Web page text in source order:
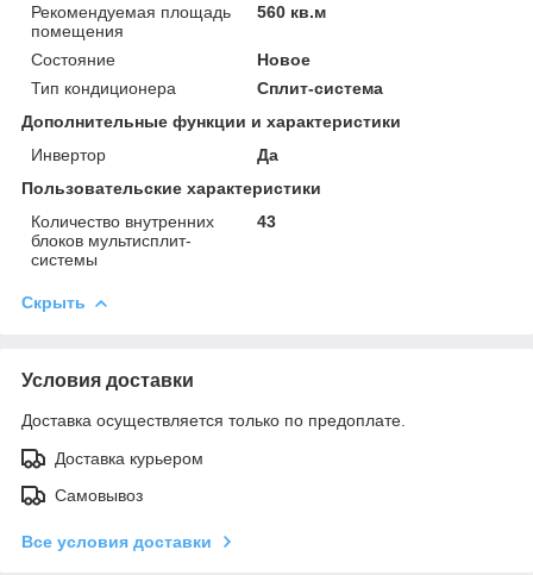
Рекомендуемая площадь
помещения
560 кв.м
Состояние
Новое
Тип кондиционера
Сплит-система
Дополнительные функции и характеристики
Инвертор
Да
Пользовательские характеристики
Количество внутренних
блоков мультисплит-
системы
43
Скрыть
Условия доставки
Доставка осуществляется только по предоплате.
Доставка курьером
Самовывоз
Все условия доставки